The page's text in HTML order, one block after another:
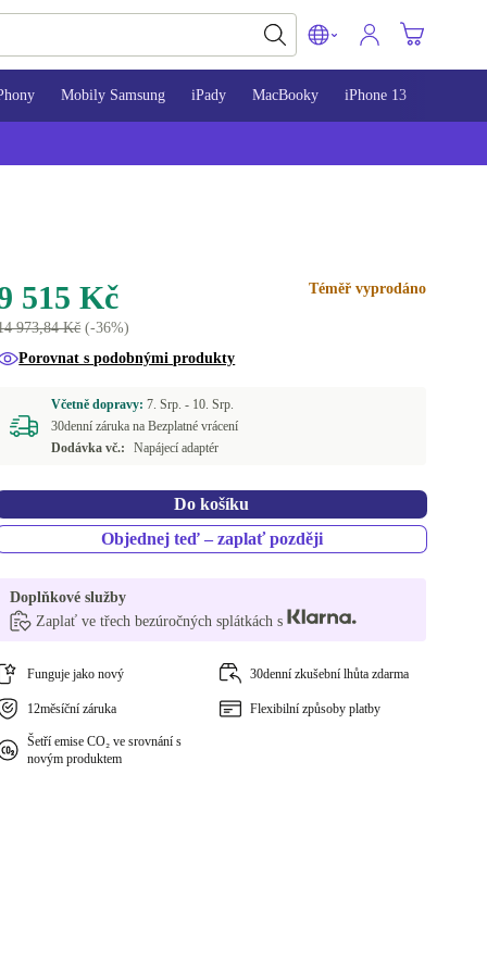
Mobily Samsung iPady MacBooky iPhone 13
515 Kč
973,84 Kč(-36%)
Téměř vyprodáno
Porovnat s podobnými produkty
Včetně dopravy:7. Srp. - 10. Srp.
30denní záruka na Bezplatné vrácení
Dodávka vč.:
Napájecí adaptér
Do košíku
Objednej teď – zaplať později
Doplňkové služby
Zaplať ve třech bezúročných splátkách s
Funguje jako nový 30denní zkušební lhůta zdarma
12měsíční záruka Flexibilní způsoby platby
Šetří emise CO₂ ve srovnání s
novým produktem